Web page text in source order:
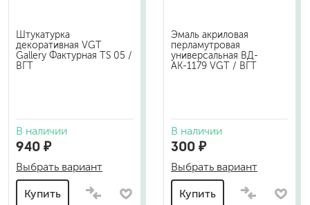
Штукатурка
декоративная VGT
Gallery Фактурная TS 05 /
ВГТ
В наличии
940 ₽
Выбрать вариант
Купить
Эмаль акриловая
перламутровая
универсальная ВД-
АК-1179 VGT / ВГТ
В наличии
300 ₽
Выбрать вариант
Купить